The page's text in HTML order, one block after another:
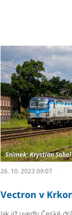
26. 10. 2023 09:07
Vectron v